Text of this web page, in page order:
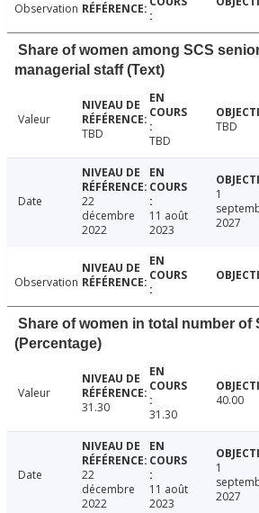
Observation
Share of women among SCS
managerial staff (Text)
Valeur
TBD
TBD
TBD
Date
22
décembre
2022
11 août
2023
1
2027
Observation
Share of women in total number of
(Percentage)
Valeur
31.30
31.30
40.00
Date
22
décembre
2022
11 août
2023
1
2027